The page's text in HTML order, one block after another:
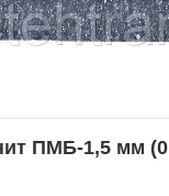
ПМБ-1,5 мм